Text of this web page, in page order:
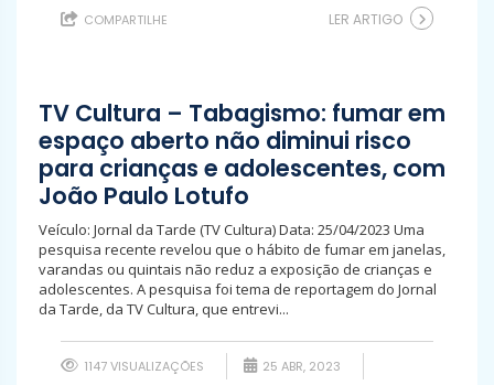
COMPARTILHE LER ARTIGO
TV Cultura – Tabagismo: fumar em
espaço aberto não diminui risco
para crianças e adolescentes, com
João Paulo Lotufo
Veículo: Jornal da Tarde (TV Cultura) Data: 25/04/2023 Uma
pesquisa recente revelou que o hábito de fumar em janelas,
varandas ou quintais não reduz a exposição de crianças e
adolescentes. A pesquisa foi tema de reportagem do Jornal
da Tarde, da TV Cultura, que entrevi...
1147 VISUALIZAÇÕES 25 ABR, 2023